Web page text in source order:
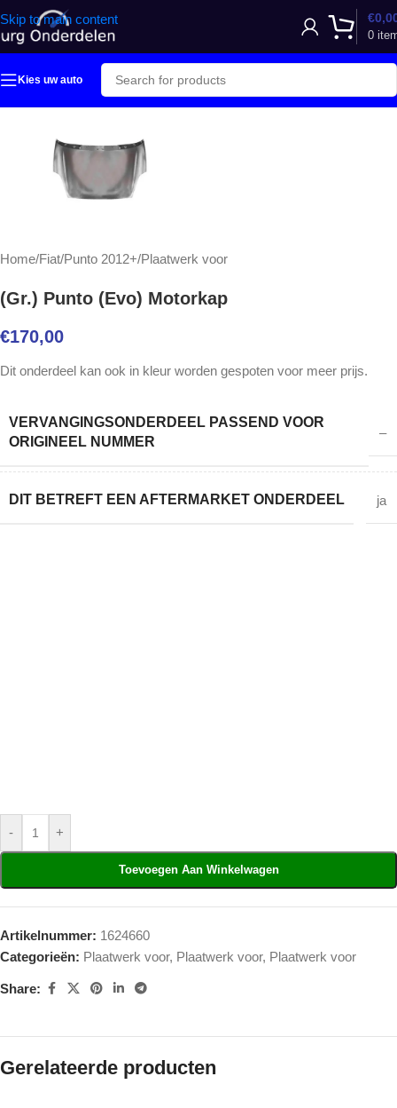
Skip to main content
0
€
Kies uw auto
Home/Fiat/Punto 2012+/Plaatwerk voor
(Gr.) Punto (Evo) Motorkap
€170,00
Dit onderdeel kan ook in kleur worden gespoten voor meer prijs.
VERVANGINGSONDERDEEL PASSEND VOOR
ORIGINEEL NUMMER
–
DIT BETREFT EEN AFTERMARKET ONDERDEEL ja
- +
Toevoegen Aan Winkelwagen
Artikelnummer: 1624660
Categorieën: Plaatwerk voor, Plaatwerk voor, Plaatwerk voor
Share:
Gerelateerde producten